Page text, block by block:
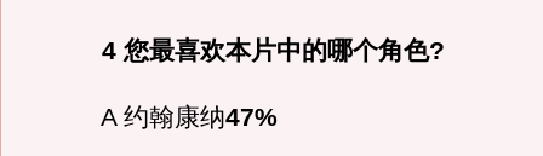
4 您最喜欢本片中的哪个角色?
A 约翰康纳47%